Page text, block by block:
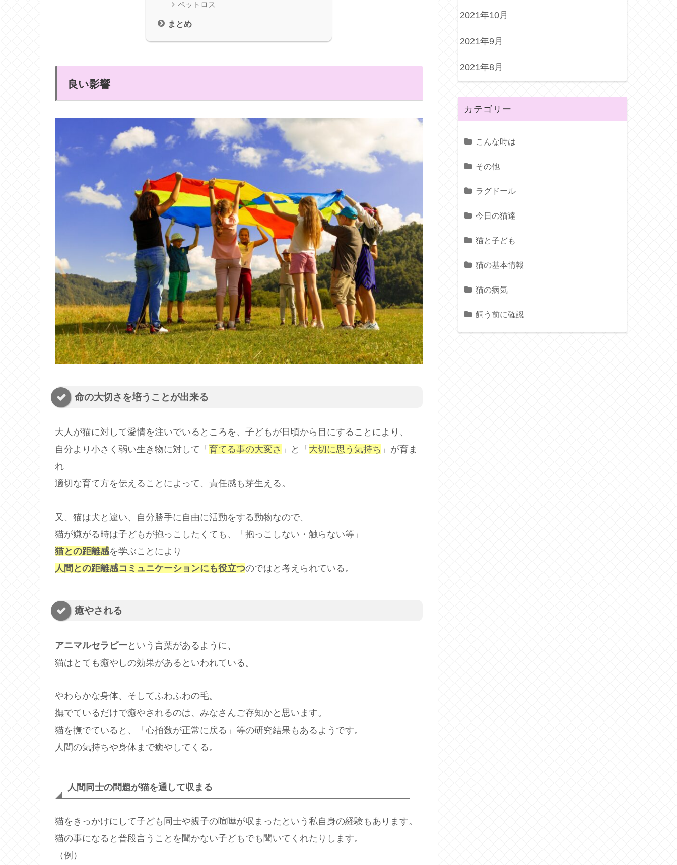
ペットロス
まとめ
良い影響
命の大切さを培うことが出来る
大人が猫に対して愛情を注いでいるところを、子どもが日頃から目にすることにより、
自分より小さく弱い生き物に対して「 育てる事の大変さ 」と「 大切に思う気持ち 」が育ま
れ
適切な育て方を伝えることによって、責任感も芽生える。
又、猫は犬と違い、自分勝手に自由に活動をする動物なので、
猫が嫌がる時は子どもが抱っこしたくても、「抱っこしない・触らない等」
猫との距離感を学ぶことにより
人間との距離感コミュニケーションにも役立つのではと考えられている。
癒やされる
アニマルセラピー という言葉があるように、
猫はとても癒やしの効果があるといわれている。
やわらかな身体、そしてふわふわの毛。
撫でているだけで癒やされるのは、みなさんご存知かと思います。
猫を撫でていると、「心拍数が正常に戻る」等の研究結果もあるようです。
人間の気持ちや身体まで癒やしてくる。
人間同士の問題が猫を通して収まる
猫をきっかけにして子ども同士や親子の喧嘩が収まったという私自身の経験もあります。
猫の事になると普段言うことを聞かない子どもでも聞いてくれたりします。
（例）
2021年10月
2021年9月
2021年8月
カテゴリー
こんな時は
その他
ラグドール
今日の猫達
猫と子ども
猫の基本情報
猫の病気
飼う前に確認